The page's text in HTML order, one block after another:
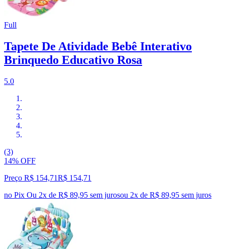
Full
Tapete De Atividade Bebê Interativo
Brinquedo Educativo Rosa
5.0
(3)
14% OFF
Preço R$ 154,71R$ 154,71
no Pix Ou 2x de R$ 89,95 sem jurosou 2x de R$ 89,95 sem juros